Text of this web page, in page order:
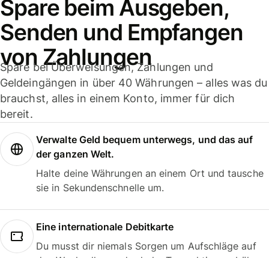
Spare beim Ausgeben,
Senden und Empfangen
von Zahlungen
Spare bei Überweisungen, Zahlungen und
Geldeingängen in über 40 Währungen – alles was du
brauchst, alles in einem Konto, immer für dich
bereit.
Verwalte Geld bequem unterwegs, und das auf
der ganzen Welt.
Halte deine Währungen an einem Ort und tausche
sie in Sekundenschnelle um.
Eine internationale Debitkarte
Du musst dir niemals Sorgen um Aufschläge auf